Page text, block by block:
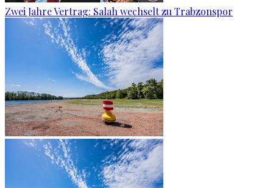
Zwei Jahre Vertrag: Salah wechselt zu Trabzonspor